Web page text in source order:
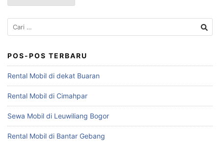
Cari
untuk:
POS-POS TERBARU
Rental Mobil di dekat Buaran
Rental Mobil di Cimahpar
Sewa Mobil di Leuwiliang Bogor
Rental Mobil di Bantar Gebang